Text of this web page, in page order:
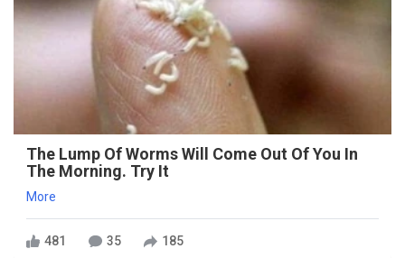
The Lump Of Worms Will Come Out Of You In
The Morning. Try It
More
481 35 185